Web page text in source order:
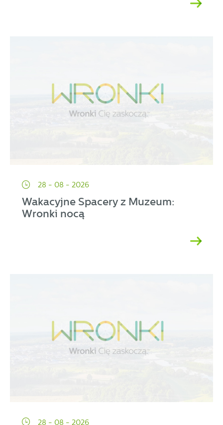
28 - 08 - 2026
Wakacyjne Spacery z Muzeum:
Wronki nocą
28 - 08 - 2026